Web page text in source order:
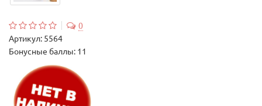
0
Артикул: 5564
Бонусные баллы: 11